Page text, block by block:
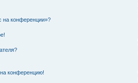
на конференции»?
конференцию!